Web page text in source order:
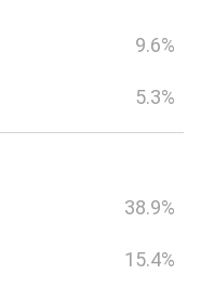
9.6%
5.3%
38.9%
15.4%